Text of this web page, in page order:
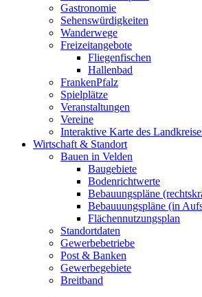
Gastronomie
Sehenswürdigkeiten
Wanderwege
Freizeitangebote
Fliegenfischen
Hallenbad
FrankenPfalz
Spielplätze
Veranstaltungen
Vereine
Interaktive Karte des
Wirtschaft & Standort
Bauen in Velden
Baugebiete
Bodenrichtwerte
Bebauungspläne
Bebauuungspläne (in
Flächennutzungsplan
Standortdaten
Gewerbebetriebe
Post & Banken
Gewerbegebiete
Breitband